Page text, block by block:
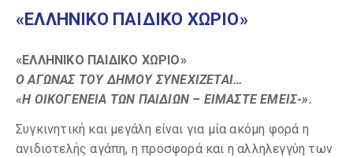
«ΕΛΛΗΝΙΚΟ ΠΑΙΔΙΚΟ ΧΩΡΙΟ»
«ΕΛΛΗΝΙΚΟ ΠΑΙΔΙΚΟ ΧΩΡΙΟ»
Ο ΑΓΩΝΑΣ ΤΟΥ ΔΗΜΟΥ ΣΥΝΕΧΙΖΕΤΑΙ…
«Η ΟΙΚΟΓΕΝΕΙΑ ΤΩΝ ΠΑΙΔΙΩΝ – ΕΙΜΑΣΤΕ ΕΜΕΙΣ-».
Συγκινητική και μεγάλη είναι για μία ακόμη φορά η
ανιδιοτελής αγάπη, η προσφορά και η αλληλεγγύη των